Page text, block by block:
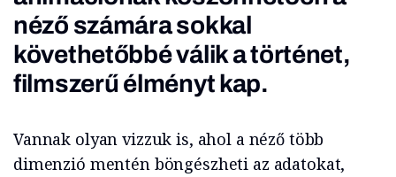
néző számára sokkal
követhetőbbé válik a történet,
filmszerű élményt kap.
Vannak olyan vizzuk is, ahol a néző több
dimenzió mentén böngészheti az adatokat,